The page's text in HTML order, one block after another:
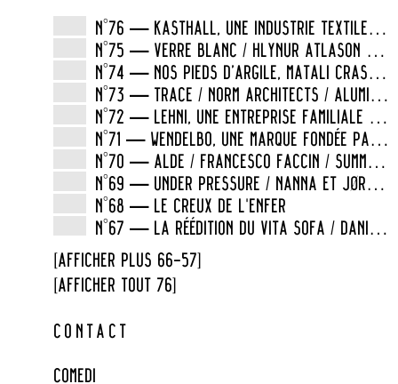
N°76 — KASTHALL, UNE INDUSTRIE TEXTILE SUÉDOISE FONDÉE AU XIXE SIÈCLE
N°75 — VERRE BLANC / HLYNUR ATLASON / HOUDINI HKS10
N°74 — NOS PIEDS D’ARGILE, MATALI CRASSET
N°73 — TRACE / NORM ARCHITECTS / ALUMINIUM CINTRÉ
N°72 — LEHNI, UNE ENTREPRISE FAMILIALE SPÉCIALISÉE DANS LES MEUBLES EN ALUMINIUM
N°71 — WENDELBO, UNE MARQUE FONDÉE PAR UNE FAMILLE DE TAPISSIERS DANOIS
N°70 — ALDE / FRANCESCO FACCIN / SUMMIT HOUSE LONDON
N°69 — UNDER PRESSURE / NANNA ET JØRGEN DITZEL / ALOUETTE
N°68 — LE CREUX DE L'ENFER
N°67 — LA RÉÉDITION DU VITA SOFA / DANIEL RYBAKKEN / UPCYCLER LE VERRE DE MURANO
[AFFICHER PLUS 66-57]
[AFFICHER TOUT 76]
CONTACT
COMEDI